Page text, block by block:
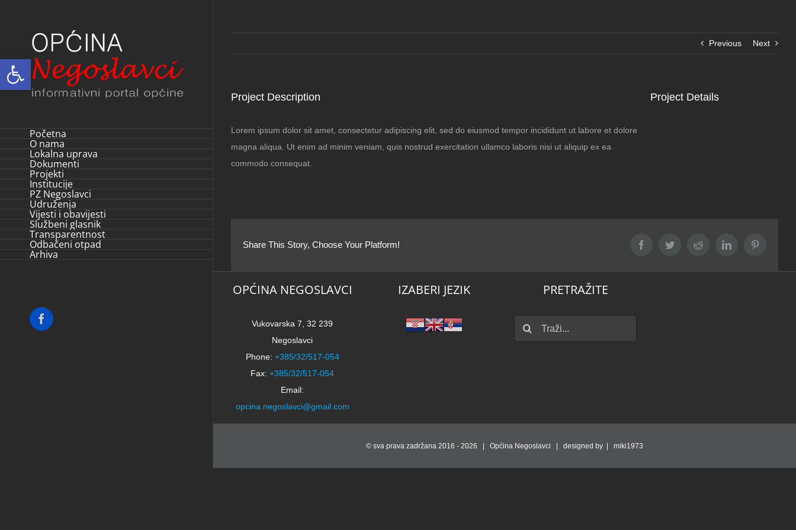
Open toolbar
Početna
O nama
Lokalna uprava
Dokumenti
Projekti
Institucije
PZ Negoslavci
Udruženja
Vijesti i obavijesti
Službeni glasnik
Transparentnost
Odbačeni otpad
Arhiva
Facebook
Previous Next
Project Description
Lorem ipsum dolor sit amet, consectetur adipiscing elit, sed do eiusmod tempor incididunt ut labore et dolore
magna aliqua. Ut enim ad minim veniam, quis nostrud exercitation ullamco laboris nisi ut aliquip ex ea
commodo consequat.
Project Details
Share This Story, Choose Your Platform! FacebookTwitterReddit LinkedIn
OPĆINA NEGOSLAVCI
Vukovarska 7, 32 239
Negoslavci
Phone: +385/32/517-054
Fax: +385/32/517-054
Email:
opcina.negoslavci@gmail.com
IZABERI JEZIK PRETRAŽITE
Traži...
© sva prava zadržana 2016 - 2026 | Općina Negoslavci | designed by | miki1973